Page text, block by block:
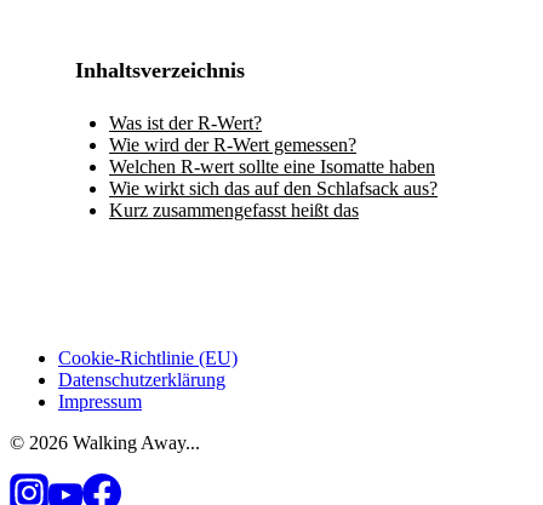
Inhaltsverzeichnis
Was ist der R-Wert?
Wie wird der R-Wert gemessen?
Welchen R-wert sollte eine Isomatte haben
Wie wirkt sich das auf den Schlafsack aus?
Kurz zusammengefasst heißt das
Cookie-Richtlinie (EU)
Datenschutzerklärung
Impressum
© 2026 Walking Away...